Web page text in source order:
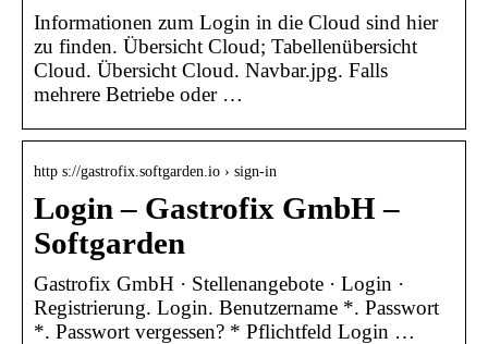
Informationen zum Login in die Cloud sind hier
zu finden. Übersicht Cloud; Tabellenübersicht
Cloud. Übersicht Cloud. Navbar.jpg. Falls
mehrere Betriebe oder …
http s://gastrofix.softgarden.io › sign-in
Login – Gastrofix GmbH –
Softgarden
Gastrofix GmbH · Stellenangebote · Login ·
Registrierung. Login. Benutzername *. Passwort
*. Passwort vergessen? * Pflichtfeld Login …